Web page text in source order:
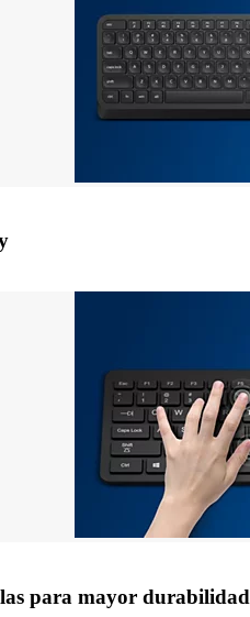
para mayor durabilidad